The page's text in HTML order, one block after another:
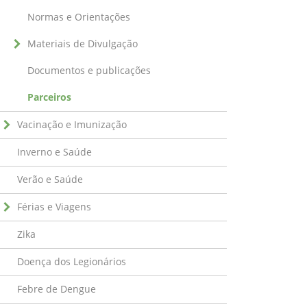
Normas e Orientações
Materiais de Divulgação
Documentos e publicações
Parceiros
Vacinação e Imunização
Inverno e Saúde
Verão e Saúde
Férias e Viagens
Zika
Doença dos Legionários
Febre de Dengue